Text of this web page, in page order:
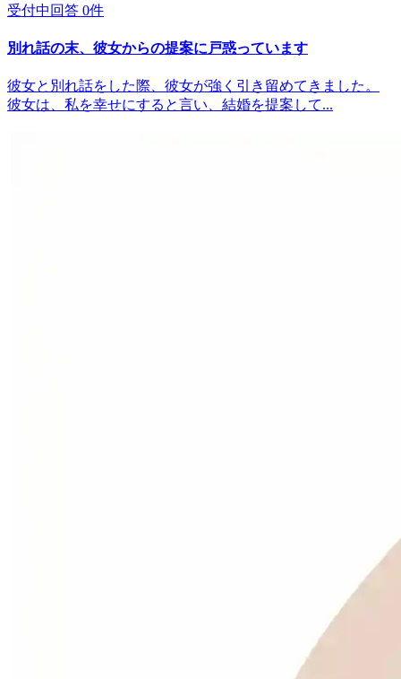
受付中 回答 0件
別れ話の末、彼女からの提案に戸惑っています
彼女と別れ話をした際、彼女が強く引き留めてきました。
彼女は、私を幸せにすると言い、結婚を提案して...